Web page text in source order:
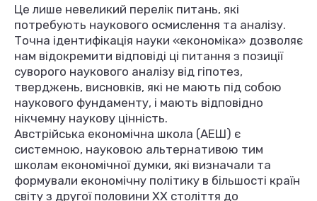
Це лише невеликий перелік питань, які
потребують наукового осмислення та аналізу.
Точна ідентифікація науки «економіка» дозволяє
нам відокремити відповіді ці питання з позиції
суворого наукового аналізу від гіпотез,
тверджень, висновків, які не мають під собою
наукового фундаменту, і мають відповідно
нікчемну наукову цінність.
Австрійська економічна школа (АЕШ) є
системною, науковою альтернативою тим
школам економічної думки, які визначали та
формували економічну політику в більшості країн
світу з другої половини XX століття до